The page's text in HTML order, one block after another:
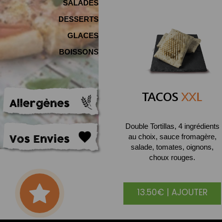
SALADES
DESSERTS
GLACES
BOISSONS
Allergènes
Vos Envies
TACOS XXL
Double Tortillas, 4 ingrédients
au choix, sauce fromagère,
salade, tomates, oignons,
choux rouges.
13.50€ | AJOUTER